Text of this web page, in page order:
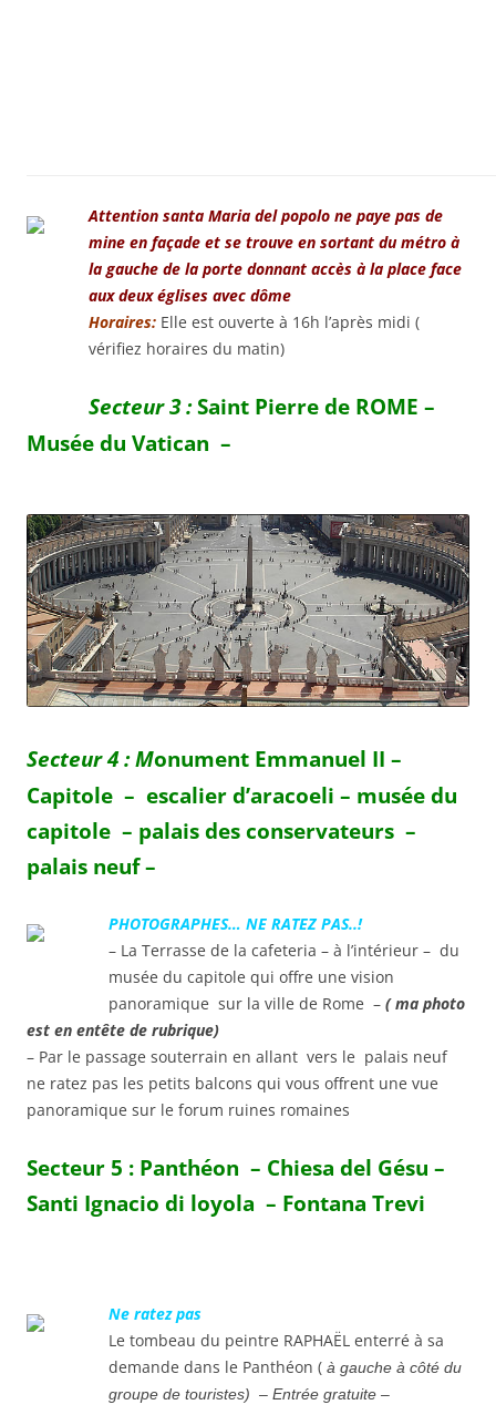
Attention santa Maria del popolo ne paye pas de
mine en façade et se trouve en sortant du métro à
la gauche de la porte donnant accès à la place face
aux deux églises avec dôme
Horaires: Elle est ouverte à 16h l’après midi (
vérifiez horaires du matin)
Secteur 3 : Saint Pierre de ROME –
Musée du Vatican –
Secteur 4 : Monument Emmanuel II –
Capitole – escalier d’aracoeli – musée du
capitole – palais des conservateurs –
palais neuf –
PHOTOGRAPHES… NE RATEZ PAS..!
– La Terrasse de la cafeteria – à l’intérieur – du
musée du capitole qui offre une vision
panoramique sur la ville de Rome – ( ma photo
est en entête de rubrique)
– Par le passage souterrain en allant vers le palais neuf
ne ratez pas les petits balcons qui vous offrent une vue
panoramique sur le forum ruines romaines
Secteur 5 : Panthéon – Chiesa del Gésu –
Santi Ignacio di loyola – Fontana Trevi
Ne ratez pas
Le tombeau du peintre RAPHAËL enterré à sa
demande dans le Panthéon ( à gauche à côté du
groupe de touristes) – Entrée gratuite –